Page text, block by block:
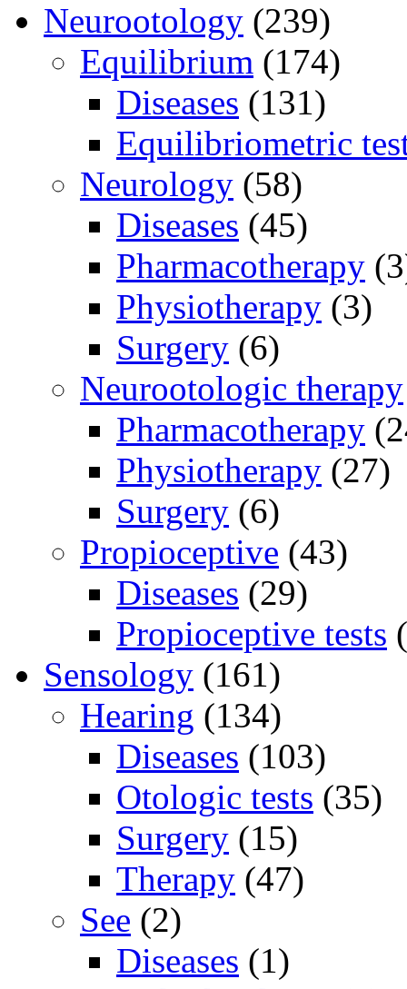
Neurootology (239)
Equilibrium (174)
Diseases (131)
Equilibriometric
Neurology (58)
Diseases (45)
Pharmacotherapy
Physiotherapy (3)
Surgery (6)
Neurootologic therapy
Pharmacotherapy
Physiotherapy (27)
Surgery (6)
Propioceptive (43)
Diseases (29)
Propioceptive tests
Sensology (161)
Hearing (134)
Diseases (103)
Otologic tests (35)
Surgery (15)
Therapy (47)
See (2)
Diseases (1)